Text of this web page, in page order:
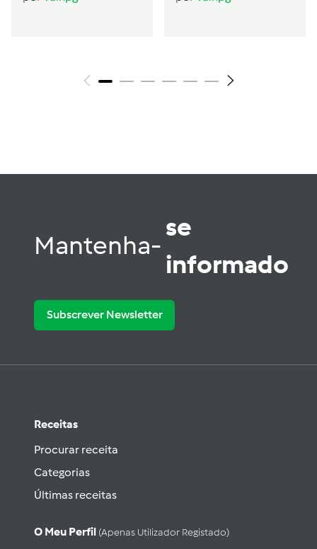
Mantenha-
se
informado
Subscrever Newsletter
Receitas
Procurar receita
Categorias
Últimas receitas
O Meu Perfil (apenas Utilizador Registado)